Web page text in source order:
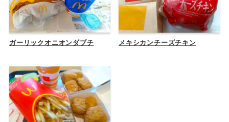
ガーリックオニオンダブチ メキシカンチーズチキン